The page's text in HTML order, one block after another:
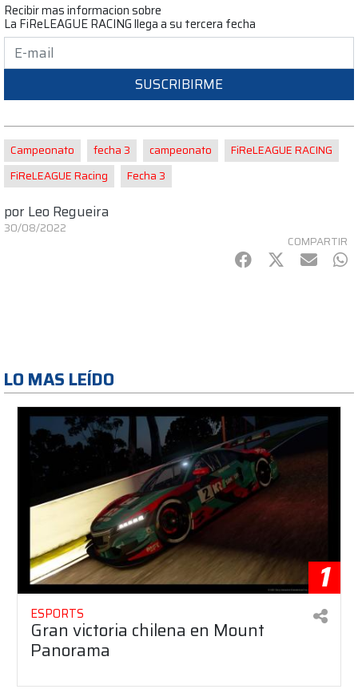
Recibir mas informacion sobre
La FiReLEAGUE RACING llega a su tercera fecha
SUSCRIBIRME
Campeonato fecha 3 campeonato
FiReLEAGUE RACING
FiReLEAGUE Racing
Fecha 3
por Leo Regueira
30/08/2022
COMPARTIR
Facebook
Twitter
mail
LO MAS LEÍDO
1
ESPORTS
Gran victoria chilena en Mount
Panorama